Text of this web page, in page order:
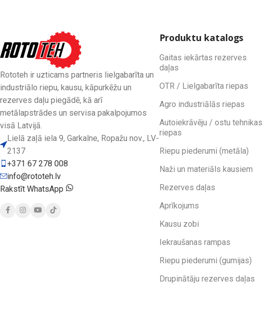
Rototeh ir uzticams partneris lielgabarīta un
industriālo riepu, kausu, kāpurkēžu un
rezerves daļu piegādē, kā arī
metālapstrādes un servisa pakalpojumos
visā Latvijā.
Lielā zaļā iela 9, Garkalne, Ropažu nov., LV-
2137
+371 67 278 008
info@rototeh.lv
Rakstīt WhatsApp
Produktu katalogs
Gaitas iekārtas rezerves
daļas
OTR / Lielgabarīta riepas
Agro industriālās riepas
Autoiekrāvēju / ostu tehnikas
riepas
Riepu piederumi (metāla)
Naži un materiāls kausiem
Rezerves daļas
Aprīkojums
Kausu zobi
Iekraušanas rampas
Riepu piederumi (gumijas)
Drupinātāju rezerves daļas